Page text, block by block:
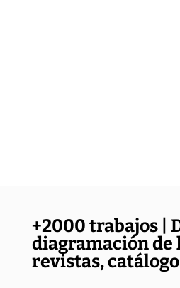
+2000 trabajos |
diagramación de
revistas,